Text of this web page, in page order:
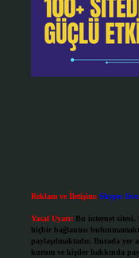
Reklam ve İletişim: Skype:
Yasal Uyarı: Bu internet
hiçbir bağlantısı
paylaşılmaktadır. Burada yer
kurum ve kişiler hakkında